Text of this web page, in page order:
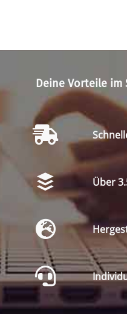
Deine Vorteile im
Über